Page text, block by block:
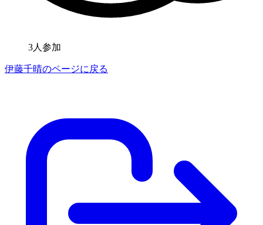
3人参加
伊藤千晴のページに戻る